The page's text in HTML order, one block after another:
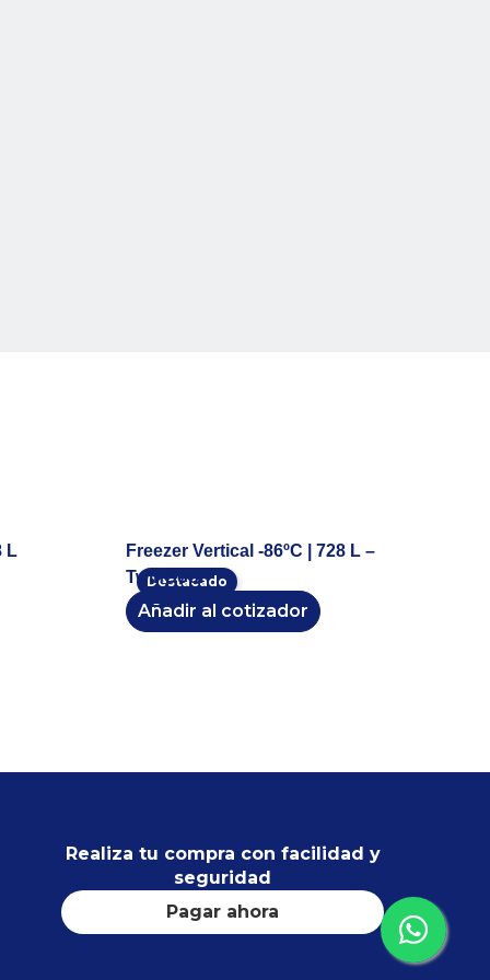
L
Destacado
Freezer Vertical -86ºC | 728 L –
TwinCool
Añadir al cotizador
Realiza tu compra con facilidad y
seguridad
Pagar ahora